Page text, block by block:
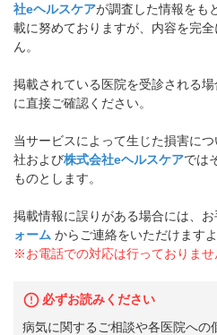
社eヘルスケアが調査した情報をも
載に努めておりますが、内容を完
ん。
掲載されている医院を受診される
に直接ご確認ください。
当サービスによって生じた損害に
社および株式会社eヘルスケアでは
ものとします。
掲載情報に誤りがある場合には、お
ォーム からご連絡をいただけます
※お電話での対応は行っておりませ
必ずお読みください
病気に関するご相談や各医院への